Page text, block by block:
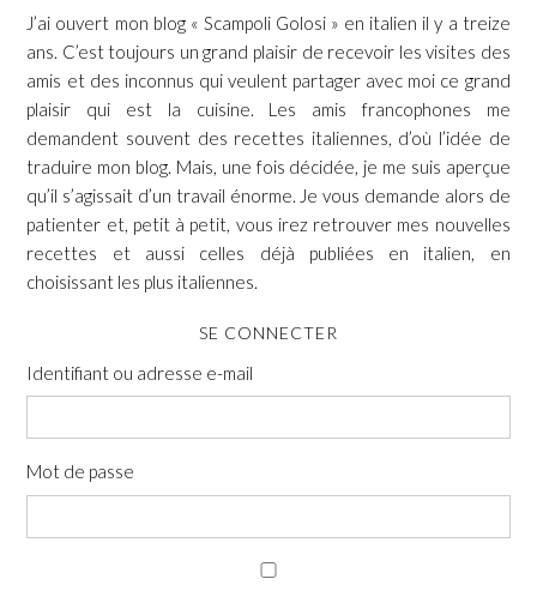
J’ai ouvert mon blog « Scampoli Golosi » en italien il y a treize
ans. C’est toujours un grand plaisir de recevoir les visites des
amis et des inconnus qui veulent partager avec moi ce grand
plaisir qui est la cuisine. Les amis francophones me
demandent souvent des recettes italiennes, d’où l’idée de
traduire mon blog. Mais, une fois décidée, je me suis aperçue
qu’il s’agissait d’un travail énorme. Je vous demande alors de
patienter et, petit à petit, vous irez retrouver mes nouvelles
recettes et aussi celles déjà publiées en italien, en
choisissant les plus italiennes.
SE CONNECTER
Identifiant ou adresse e-mail
Mot de passe